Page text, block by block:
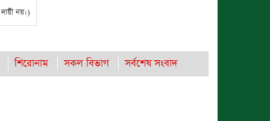
নয়।)
শিরোনাম সকল বিভাগ সর্বশেষ সংবাদ